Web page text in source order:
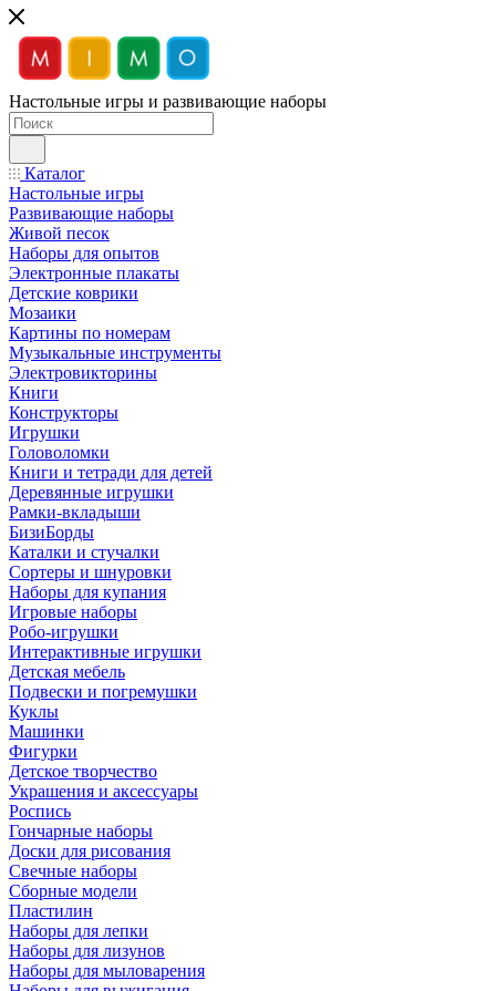
Настольные игры и развивающие наборы
Каталог
Настольные игры
Развивающие наборы
Живой песок
Наборы для опытов
Электронные плакаты
Детские коврики
Мозаики
Картины по номерам
Музыкальные инструменты
Электровикторины
Книги
Конструкторы
Игрушки
Головоломки
Книги и тетради для детей
Деревянные игрушки
Рамки-вкладыши
БизиБорды
Каталки и стучалки
Сортеры и шнуровки
Наборы для купания
Игровые наборы
Робо-игрушки
Интерактивные игрушки
Детская мебель
Подвески и погремушки
Куклы
Машинки
Фигурки
Детское творчество
Украшения и аксессуары
Роспись
Гончарные наборы
Доски для рисования
Свечные наборы
Сборные модели
Пластилин
Наборы для лепки
Наборы для лизунов
Наборы для мыловарения